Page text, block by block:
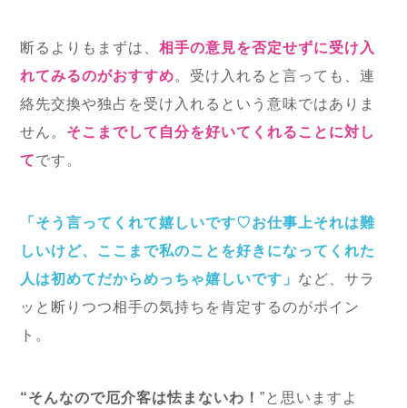
断るよりもまずは、相手の意見を否定せずに受け入
れてみるのがおすすめ。受け入れると言っても、連
絡先交換や独占を受け入れるという意味ではありま
せん。 そこまでして自分を好いてくれることに対し
てです。
「そう言ってくれて嬉しいです♡お仕事上それは難
しいけど、ここまで私のことを好きになってくれた
人は初めてだからめっちゃ嬉しいです」 など、サラ
ッと断りつつ相手の気持ちを肯定するのがポイン
ト。
“そんなので厄介客は怯まないわ！”と思いますよ